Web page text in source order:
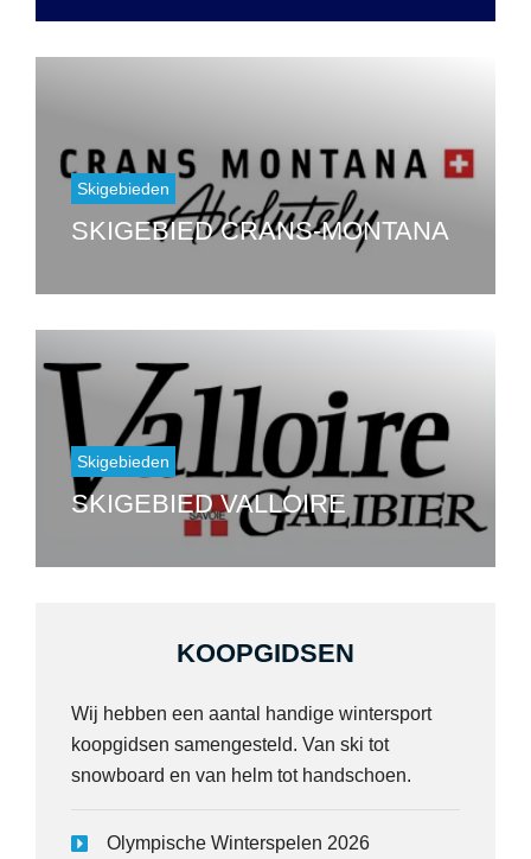
Skigebieden
SKIGEBIED CRANS-MONTANA
Skigebieden
SKIGEBIED VALLOIRE
KOOPGIDSEN
Wij hebben een aantal handige wintersport
koopgidsen samengesteld. Van ski tot
snowboard en van helm tot handschoen.
Olympische Winterspelen 2026